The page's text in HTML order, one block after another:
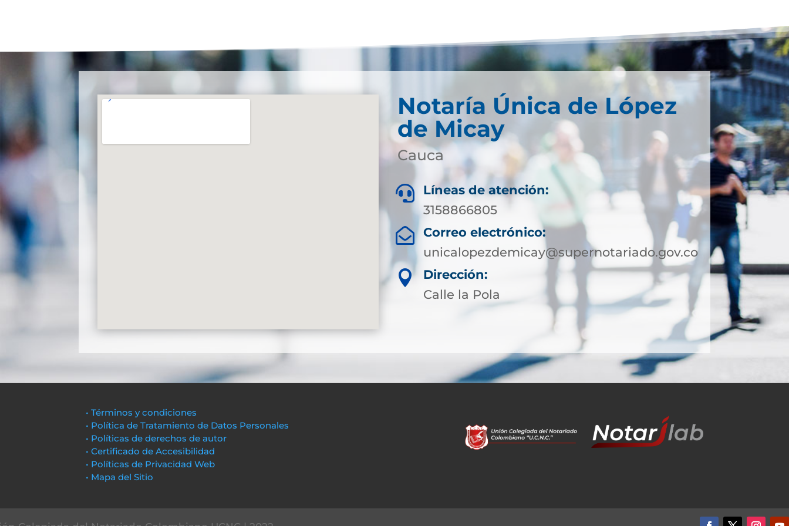
Notaría Única de López
de Micay
Cauca

Líneas de atención:
3158866805

Correo electrónico:
unicalopezdemicay@supernotariado.gov.co

Dirección:
Calle la Pola
• Términos y condiciones
• Política de Tratamiento de Datos Personales
• Políticas de derechos de autor
• Certificado de Accesibilidad
• Políticas de Privacidad Web
• Mapa del Sitio